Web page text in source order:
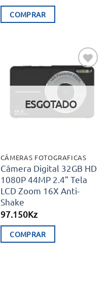
COMPRAR
Adicionar
aos meus
desejos
ESGOTADO
CÂMERAS FOTOGRAFICAS
Câmera Digital 32GB HD
1080P 44MP 2.4” Tela
LCD Zoom 16X Anti-
Shake
97.150Kz
COMPRAR